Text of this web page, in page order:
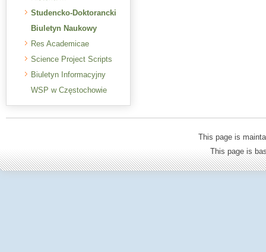
Studencko-Doktorancki
Biuletyn Naukowy
Res Academicae
Science Project Scripts
Biuletyn Informacyjny
WSP w Częstochowie
This page is
This page is